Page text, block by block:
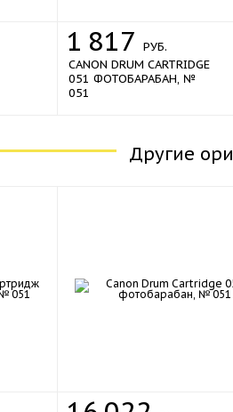
1 817 РУБ.
CANON DRUM CARTRIDGE
051 ФОТОБАРАБАН, №
051
Другие